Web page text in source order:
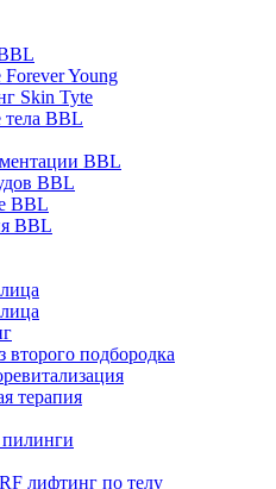
Young
Skin Tyte
BBL
BBL
BBL
BBL
BBL
второго подбородка
терапия
лифтинг по телу